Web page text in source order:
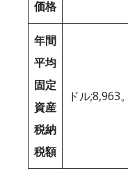
価格
年間
平均
固定
資産
税納
税額
ドル;8,963。